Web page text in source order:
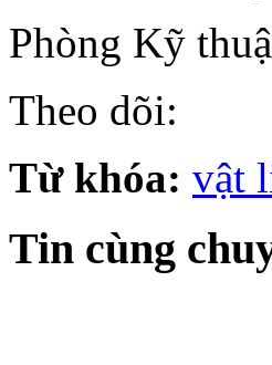
Phòng Kỹ
Theo dõi:
Từ khóa: vật
Tin cùng